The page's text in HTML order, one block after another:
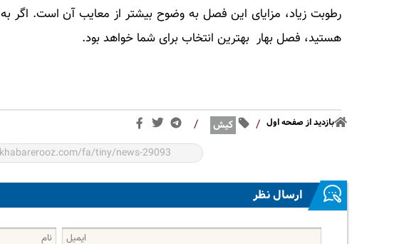
رطوبت زیاد، مزایای این فصل به وضوح بیشتر از معایب آن است. اگر
هستید، فصل بهار بهترین انتخاب برای شما خواهد بود.
بازدید از صفحه اول / کیش /
ارسال نظر